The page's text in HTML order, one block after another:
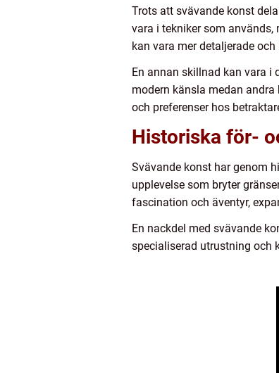
Trots att svävande konst
vara i tekniker som
kan vara mer detaljerade och
En annan skillnad kan vara i
modern känsla medan
och preferenser hos
Historiska för-
Svävande konst har genom
upplevelse som bryter
fascination och äventyr,
En nackdel med svävande
specialiserad utrustning och